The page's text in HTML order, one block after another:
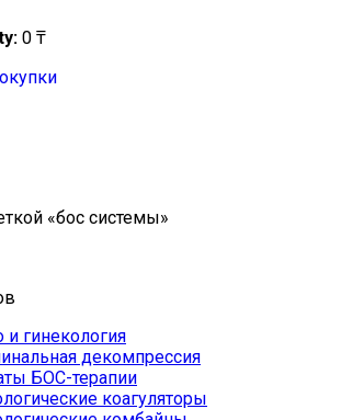
0 ₸
«бос системы»
гинекология
декомпрессия
БОС-терапии
коагуляторы